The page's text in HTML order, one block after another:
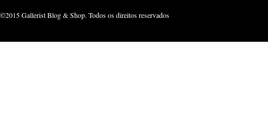
©2015 Gallerist Blog & Shop. Todos os direitos reservados